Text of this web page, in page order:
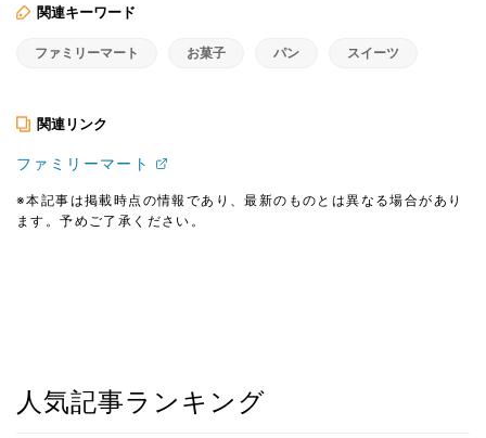
関連キーワード
ファミリーマート お菓子 パン スイーツ
関連リンク
ファミリーマート
※本記事は掲載時点の情報であり、最新のものとは異なる場合があり
ます。予めご了承ください。
人気記事ランキング